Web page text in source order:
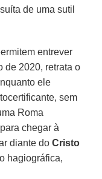
de uma sutil
entrever
de 2020, retrata o
ele
sem
Roma
para chegar à
diante doCristo
hagiográfica,